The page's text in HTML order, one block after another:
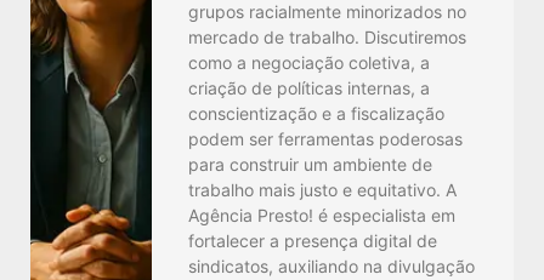
grupos racialmente minorizados no
mercado de trabalho. Discutiremos
como a negociação coletiva, a
criação de políticas internas, a
conscientização e a fiscalização
podem ser ferramentas poderosas
para construir um ambiente de
trabalho mais justo e equitativo. A
Agência Presto! é especialista em
fortalecer a presença digital de
sindicatos, auxiliando na divulgação